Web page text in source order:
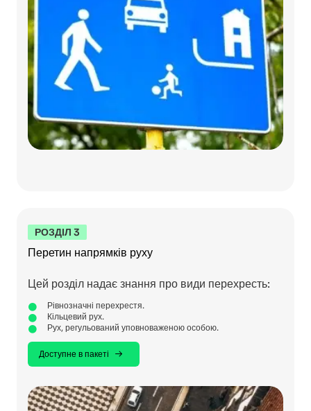
РОЗДІЛ 3
Перетин напрямків руху
Цей розділ надає знання про види перехресть:
Рівнозначні перехрестя.
Кільцевий рух.
Рух, регульований уповноваженою особою.
Доступне в пакеті